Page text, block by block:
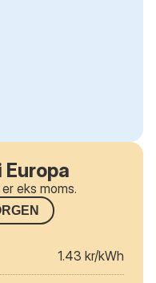
eks moms.
1.43 kr/kWh